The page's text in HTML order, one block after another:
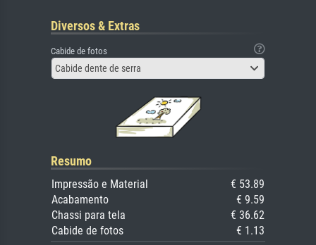
Diversos & Extras
Cabide de fotos
Cabide dente de serra
Resumo
Impressão e Material
€ 53.89
Acabamento
€ 9.59
Chassi para tela
€ 36.62
Cabide de fotos
€ 1.13